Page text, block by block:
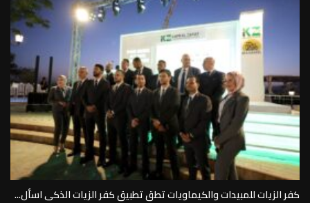
كفر الزيات للمبيدات والكيماويات تطق تطبيق كفر الزيات الذكى اسأل...